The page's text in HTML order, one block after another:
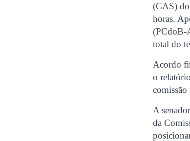
(CAS)
horas.
(PCdoB-
total do
Acordo
o
comissão
A
da